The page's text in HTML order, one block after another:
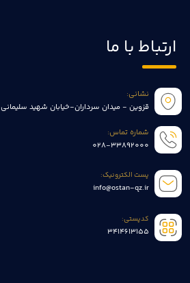
ارتباط با ما
نشانی:
قزوین - میدان سرداران-خیابان شهید سلیمانی
شماره تماس:
028-33892000
پست الکترونیک:
info@ostan-qz.ir
کدپستی:
3414613155